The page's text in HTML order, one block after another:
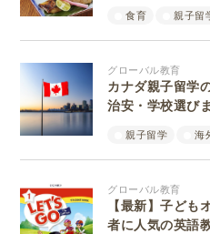
食育 親子留
グローバル教育
カナダ親子留学
治安・学校選び
親子留学 海
グローバル教育
【最新】子ども
者に人気の英語